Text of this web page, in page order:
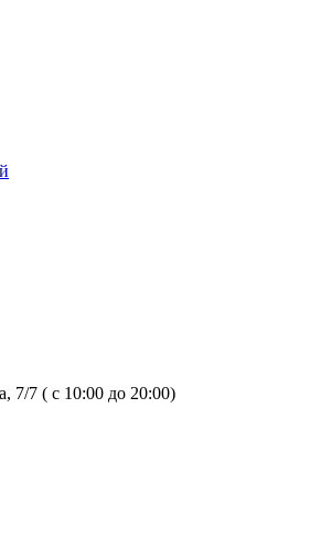
7/7 ( с 10:00 до 20:00)